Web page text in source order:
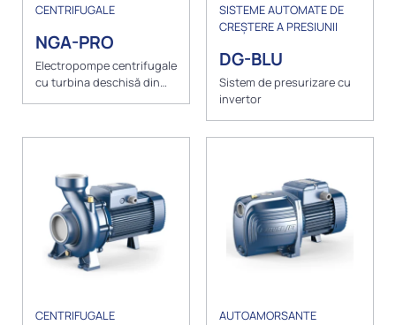
CENTRIFUGALE
NGA-PRO
Electropompe centrifugale
cu turbina deschisă din
SISTEME AUTOMATE DE
CREȘTERE A PRESIUNII
DG-BLU
Sistem de presurizare cu
invertor
CENTRIFUGALE AUTOAMORSANTE